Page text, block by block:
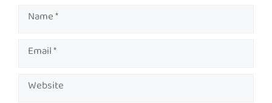
Name
Email
Website